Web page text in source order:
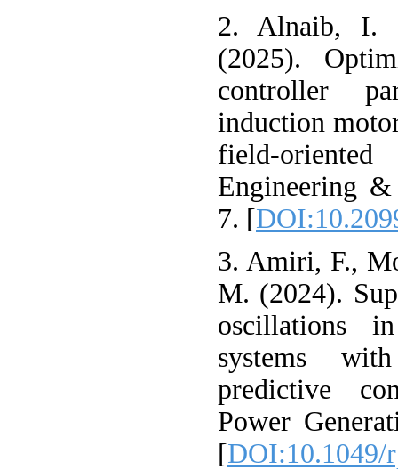
2. Alnaib, I.
(2025).
controller
induction
field-
Engineering
7.‏ [
3. Amiri, F.,
M. (2024).
oscillations
systems
predictive
Power
[DOI:10.1049/